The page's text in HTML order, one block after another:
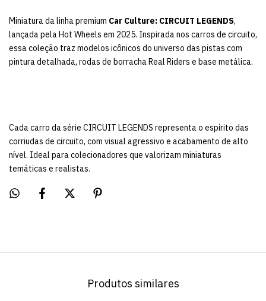
Miniatura da linha premium Car Culture: CIRCUIT LEGENDS,
lançada pela Hot Wheels em 2025. Inspirada nos carros de circuito,
essa coleção traz modelos icônicos do universo das pistas com
pintura detalhada, rodas de borracha Real Riders e base metálica.
Cada carro da série CIRCUIT LEGENDS representa o espírito das
corriudas de circuito, com visual agressivo e acabamento de alto
nível. Ideal para colecionadores que valorizam miniaturas
temáticas e realistas.
Produtos similares